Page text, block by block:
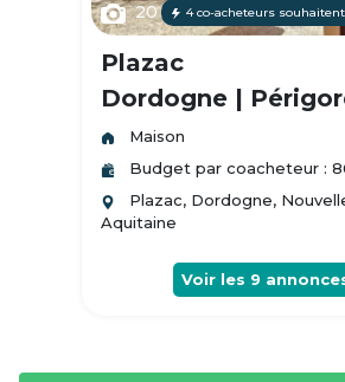
20 4 co-acheteurs
Plazac
Dordogne |
Maison
Budget par coacheteur :
Plazac, Dordogne,
Aquitaine
Voir les 9